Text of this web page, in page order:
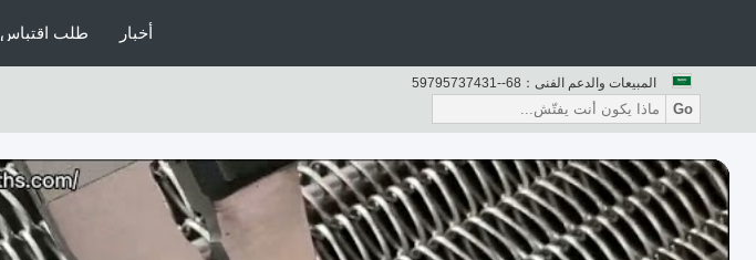
طلب اقتباس أخبار
المبيعات والدعم الفنى： 86--13473759795
Go